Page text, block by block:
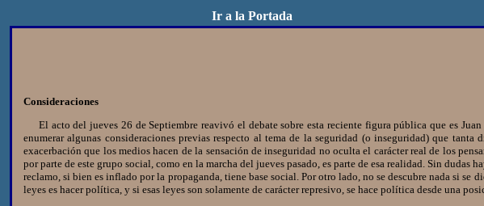
Ir a la Portada
Consideraciones
El acto del jueves 26 de Septiembre reavivó el debate sobre esta reciente figura pública que es
enumerar algunas consideraciones previas respecto al tema de la seguridad (o inseguridad) que
exacerbación que los medios hacen de la sensación de inseguridad no oculta el carácter real de los
por parte de este grupo social, como en la marcha del jueves pasado, es parte de esa realidad. Sin
reclamo, si bien es inflado por la propaganda, tiene base social. Por otro lado, no se descubre nada si
leyes es hacer política, y si esas leyes son solamente de carácter represivo, se hace política desde una